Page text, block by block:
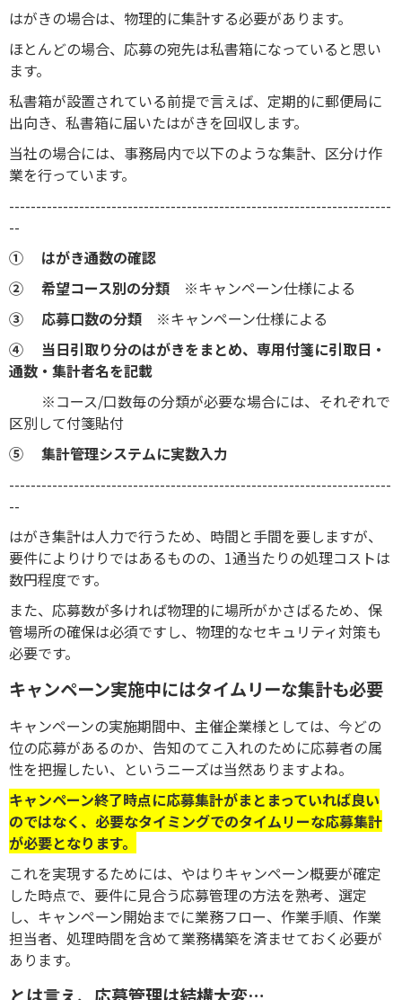
はがきの場合は、物理的に集計する必要があります。
ほとんどの場合、応募の宛先は私書箱になっていると思い
ます。
私書箱が設置されている前提で言えば、定期的に郵便局に
出向き、私書箱に届いたはがきを回収します。
当社の場合には、事務局内で以下のような集計、区分け作
業を行っています。
-----------------------------------------------------------------------
--
① はがき通数の確認
② 希望コース別の分類 ※キャンペーン仕様による
③ 応募口数の分類 ※キャンペーン仕様による
④ 当日引取り分のはがきをまとめ、専用付箋に引取日・
通数・集計者名を記載
※コース/口数毎の分類が必要な場合には、それぞれで
区別して付箋貼付
⑤ 集計管理システムに実数入力
-----------------------------------------------------------------------
--
はがき集計は人力で行うため、時間と手間を要しますが、
要件によりけりではあるものの、1通当たりの処理コストは
数円程度です。
また、応募数が多ければ物理的に場所がかさばるため、保
管場所の確保は必須ですし、物理的なセキュリティ対策も
必要です。
キャンペーン実施中にはタイムリーな集計も必要
キャンペーンの実施期間中、主催企業様としては、今どの
位の応募があるのか、告知のてこ入れのために応募者の属
性を把握したい、というニーズは当然ありますよね。
キャンペーン終了時点に応募集計がまとまっていれば良い
のではなく、 必要なタイミングでのタイムリーな応募集計
が必要となります。
これを実現するためには、やはりキャンペーン概要が確定
した時点で、要件に見合う応募管理の方法を熟考、選定
し、キャンペーン開始までに業務フロー、作業手順、作業
担当者、処理時間を含めて業務構築を済ませておく必要が
あります。